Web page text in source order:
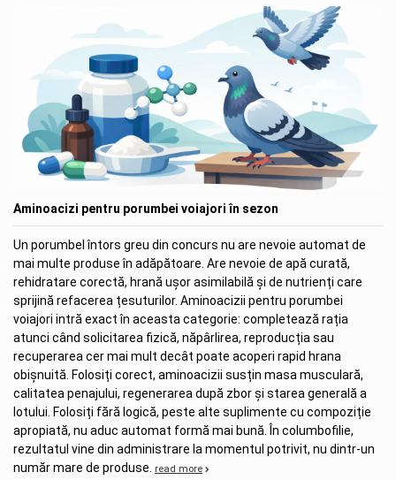
Aminoacizi pentru porumbei voiajori în sezon
Un porumbel întors greu din concurs nu are nevoie automat de
mai multe produse în adăpătoare. Are nevoie de apă curată,
rehidratare corectă, hrană ușor asimilabilă și de nutrienți care
sprijină refacerea țesuturilor. Aminoacizii pentru porumbei
voiajori intră exact în aceasta categorie: completează rația
atunci când solicitarea fizică, năpârlirea, reproducția sau
recuperarea cer mai mult decât poate acoperi rapid hrana
obișnuită. Folosiți corect, aminoacizii susțin masa musculară,
calitatea penajului, regenerarea după zbor și starea generală a
lotului. Folosiți fără logică, peste alte suplimente cu compoziție
apropiată, nu aduc automat formă mai bună. În columbofilie,
rezultatul vine din administrare la momentul potrivit, nu dintr-un
număr mare de produse.
read more